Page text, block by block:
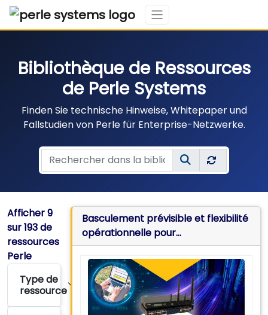
Bibliothèque de Ressources
de Perle Systems
Finden Sie technische Hinweise, Whitepaper und
Fallstudien von Perle für Enterprise-Netzwerke.
Afficher9
sur 193 de
ressources
Perle
Type de
ressource
Basculement prévisible et flexibilité
opérationnelle pour
l’administration OOB dans des
centres de données